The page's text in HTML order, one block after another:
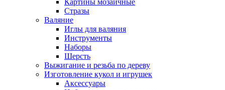
Картины мозаичные
Стразы
Валяние
Иглы для валяния
Инструменты
Наборы
Шерсть
Выжигание и резьба по дереву
Изготовление кукол и игрушек
Аксессуары